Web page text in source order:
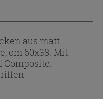
aus matt
cm 60x38. Mit